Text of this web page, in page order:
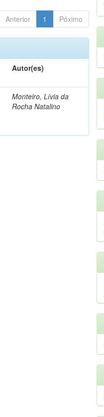
Anterior 1 Póximo
Autor(es)
Monteiro, Lívia da
Rocha Natalino